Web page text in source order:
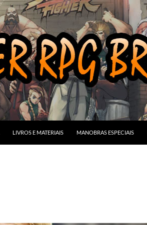
LIVROS E MATERIAIS MANOBRAS ESPECIAIS